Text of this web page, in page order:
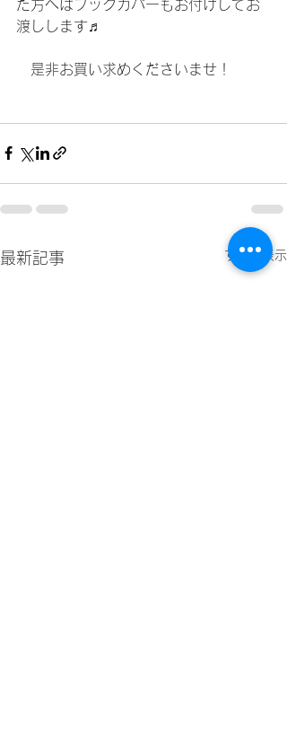
た方へはブックカバーもお付けしてお
渡しします♬
是非お買い求めくださいませ！
最新記事 すべて表示